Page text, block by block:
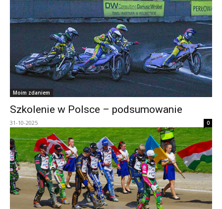
Moim zdaniem
Szkolenie w Polsce – podsumowanie
31-10-2025 0